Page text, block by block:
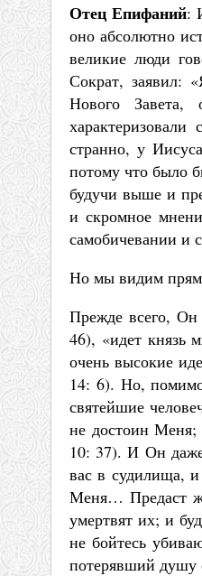
Отец Епифаний:
оно абсолютно
великие люди
Сократ, заявил:
Нового
странно, у
потому что было
будучи выше и
и скромное
самобичевании и
Но мы видим
Прежде всего, Он
46), «идет князь
очень высокие
14: 6). Но, помимо
святейшие
не достоин
10: 37). И Он даже
вас в судилища, и
Меня… Предаст
умертвят их; и
не бойтесь
потерявший душу